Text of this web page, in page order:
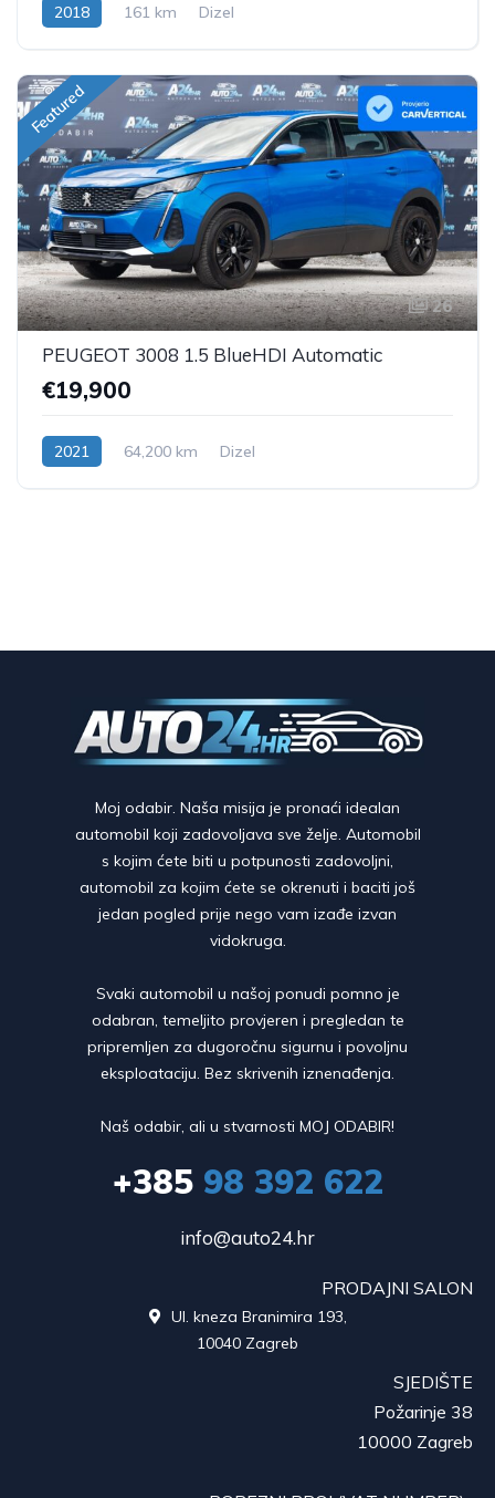
2018 161 km Dizel
Featured
26
PEUGEOT 3008 1.5 BlueHDI Automatic
€19,900
2021 64,200 km Dizel
Moj odabir. Naša misija je pronaći idealan
automobil koji zadovoljava sve želje. Automobil
s kojim ćete biti u potpunosti zadovoljni,
automobil za kojim ćete se okrenuti i baciti još
jedan pogled prije nego vam izađe izvan
vidokruga.
Svaki automobil u našoj ponudi pomno je
odabran, temeljito provjeren i pregledan te
pripremljen za dugoročnu sigurnu i povoljnu
eksploataciju. Bez skrivenih iznenađenja.
Naš odabir, ali u stvarnosti MOJ ODABIR!
+38598 392 622
info@auto24.hr
PRODAJNI SALON
Ul. kneza Branimira 193,
10040 Zagreb
SJEDIŠTE
Požarinje 38
10000 Zagreb